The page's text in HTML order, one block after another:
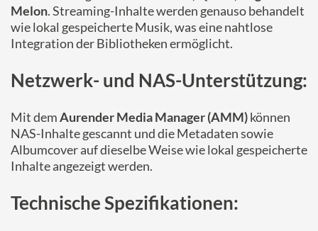
Melon. Streaming-Inhalte werden genauso behandelt
wie lokal gespeicherte Musik, was eine nahtlose
Integration der Bibliotheken ermöglicht.
Netzwerk- und NAS-Unterstützung:
Mit demAurender Media Manager (AMM)können
NAS-Inhalte gescannt und die Metadaten sowie
Albumcover auf dieselbe Weise wie lokal gespeicherte
Inhalte angezeigt werden.
Technische Spezifikationen: